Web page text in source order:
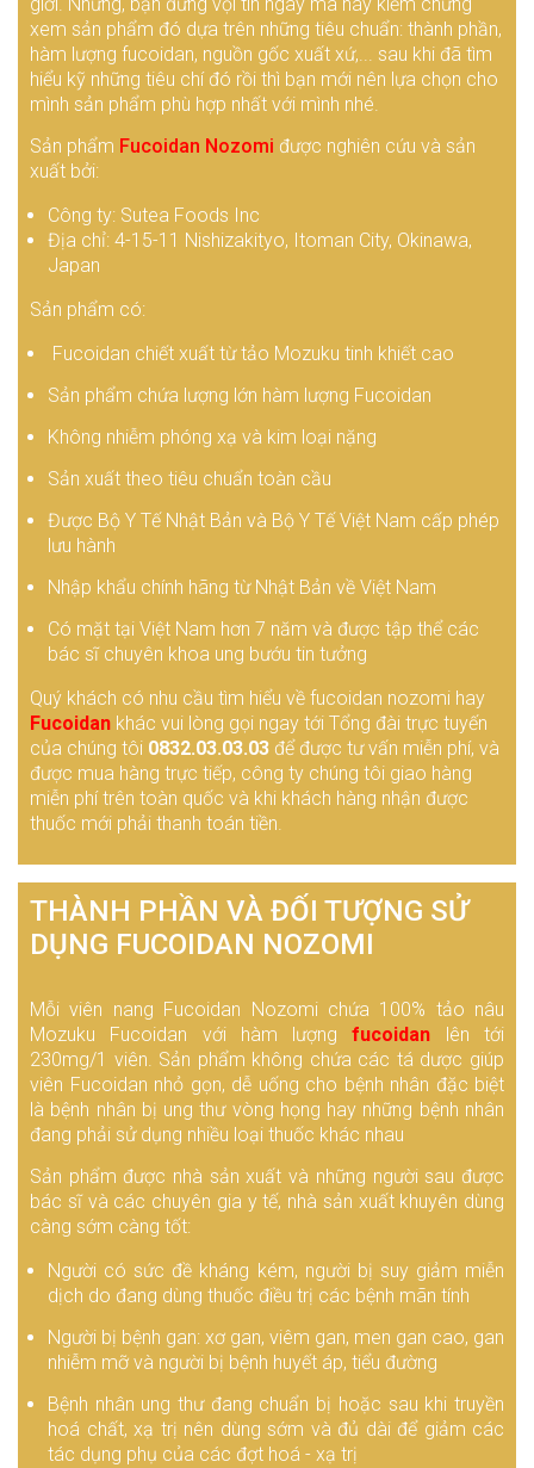
giới. Nhưng, bạn đừng vội tin ngay mà hãy kiểm chứng
xem sản phẩm đó dựa trên những tiêu chuẩn: thành phần,
hàm lượng fucoidan, nguồn gốc xuất xứ,... sau khi đã tìm
hiểu kỹ những tiêu chí đó rồi thì bạn mới nên lựa chọn cho
mình sản phẩm phù hợp nhất với mình nhé.
Sản phẩm Fucoidan Nozomi được nghiên cứu và sản
xuất bởi:
Công ty: Sutea Foods Inc
Địa chỉ: 4-15-11 Nishizakityo, Itoman City, Okinawa,
Japan
Sản phẩm có:
Fucoidan chiết xuất từ tảo Mozuku tinh khiết cao
Sản phẩm chứa lượng lớn hàm lượng Fucoidan
Không nhiễm phóng xạ và kim loại nặng
Sản xuất theo tiêu chuẩn toàn cầu
Được Bộ Y Tế Nhật Bản và Bộ Y Tế Việt Nam cấp phép
lưu hành
Nhập khẩu chính hãng từ Nhật Bản về Việt Nam
Có mặt tại Việt Nam hơn 7 năm và được tập thể các
bác sĩ chuyên khoa ung bướu tin tưởng
Quý khách có nhu cầu tìm hiểu về fucoidan nozomi hay
Fucoidan khác vui lòng gọi ngay tới Tổng đài trực tuyến
của chúng tôi 0832.03.03.03 để được tư vấn miễn phí, và
được mua hàng trực tiếp, công ty chúng tôi giao hàng
miễn phí trên toàn quốc và khi khách hàng nhận được
thuốc mới phải thanh toán tiền.
THÀNH PHẦN VÀ ĐỐI TƯỢNG SỬ
DỤNG FUCOIDAN NOZOMI
Mỗi viên nang Fucoidan Nozomi chứa 100% tảo nâu
Mozuku Fucoidan với hàm lượngfucoidan lên tới
230mg/1 viên. Sản phẩm không chứa các tá dược giúp
viên Fucoidan nhỏ gọn, dễ uống cho bệnh nhân đặc biệt
là bệnh nhân bị ung thư vòng họng hay những bệnh nhân
đang phải sử dụng nhiều loại thuốc khác nhau
Sản phẩm được nhà sản xuất và những người sau được
bác sĩ và các chuyên gia y tế, nhà sản xuất khuyên dùng
càng sớm càng tốt:
Người có sức đề kháng kém, người bị suy giảm miễn
dịch do đang dùng thuốc điều trị các bệnh mãn tính
Người bị bệnh gan: xơ gan, viêm gan, men gan cao, gan
nhiễm mỡ và người bị bệnh huyết áp, tiểu đường
Bệnh nhân ung thư đang chuẩn bị hoặc sau khi truyền
hoá chất, xạ trị nên dùng sớm và đủ dài để giảm các
tác dụng phụ của các đợt hoá - xạ trị